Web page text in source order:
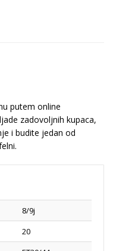
putem online
zadovoljnih kupaca,
i budite jedan od
8/9j
20